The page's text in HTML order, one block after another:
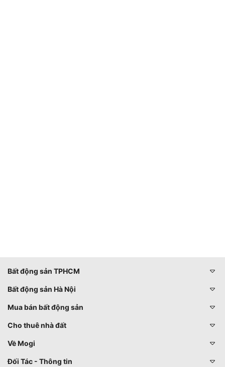
Bất động sản TPHCM
Bất động sản Hà Nội
Mua bán bất động sản
Cho thuê nhà đất
Về Mogi
Đối Tác - Thông tin